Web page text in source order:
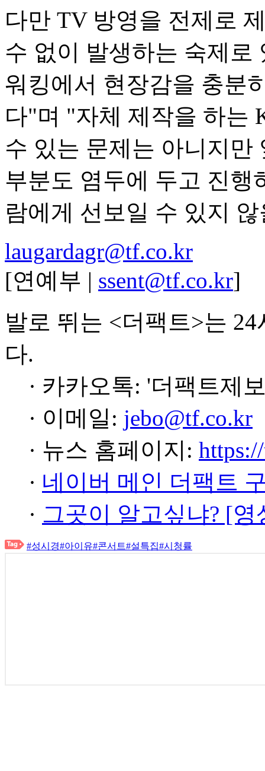
다만 TV 방영을 전제로
수 없이 발생하는 숙제
워킹에서 현장감을 충분
다"며 "자체 제작을 하는
수 있는 문제는 아니지만
부분도 염두에 두고 진행
람에게 선보일 수 있지
laugardagr@tf.co.kr
[연예부 | ssent@tf.co.kr]
발로 뛰는 <더팩트>는
다.
· 카카오톡: '더팩트제
· 이메일: jebo@tf.co.kr
· 뉴스 홈페이지:
· 네이버 메인 더팩트
· 그곳이 알고싶냐? [
#성시경#아이유#콘서트#설특집#시청률